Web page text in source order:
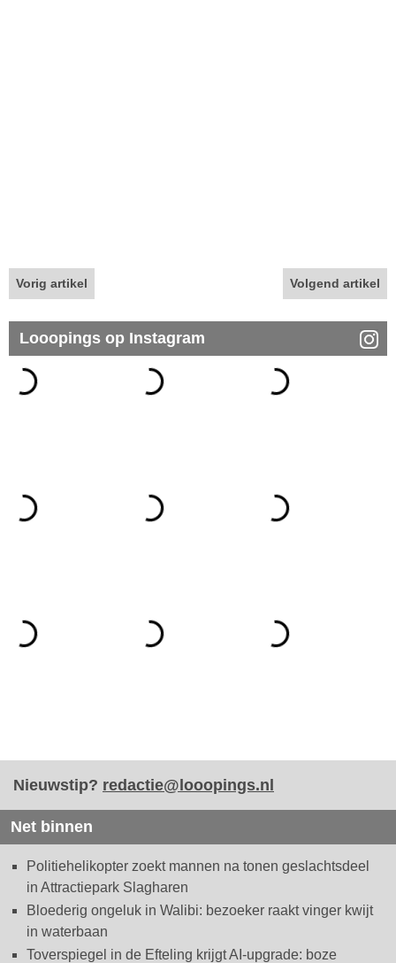
Vorig artikel Volgend artikel
Looopings op Instagram
Nieuwstip? redactie@looopings.nl
Net binnen
Politiehelikopter zoekt mannen na tonen geslachtsdeel
in Attractiepark Slagharen
Bloederig ongeluk in Walibi: bezoeker raakt vinger kwijt
in waterbaan
Toverspiegel in de Efteling krijgt AI-upgrade: boze